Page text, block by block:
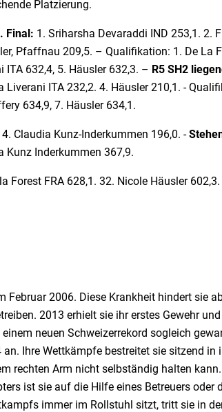
Platzierung.
Final: 1. Sriharsha Devaraddi IND 253,1. 2.
Pfaffnau 209,5. – Qualifikation: 1. De La
ITA 632,4, 5. Häusler 632,3. – R5 SH2
ITA 232,2. 4. Häusler 210,1. -
634,9, 7. Häusler 634,1.
Claudia Kunz-Inderkummen 196,0. -
Kunz Inderkummen 367,9.
Forest FRA 628,1. 32. Nicole Häusler 602,3.
2006. Diese Krankheit hindert sie
2013 erhielt sie ihr erstes Gewehr
neuen Schweizerrekord sogleich
Ihre Wettkämpfe bestreitet sie sitzend in
rechten Arm nicht selbständig halten
ist sie auf die Hilfe eines Betreuers oder
immer im Rollstuhl sitzt, tritt sie in